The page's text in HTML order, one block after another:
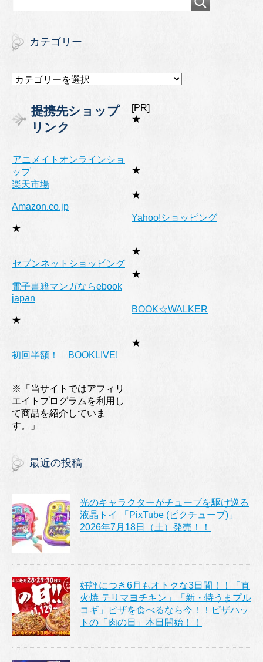
カテゴリー
カ
リ
ー
提携先ショップ
リンク
[PR]
★
アニメイトオンラインショ
ップ
★
楽天市場
★
Amazon.co.jp
★
Yahoo!ショッピング
★
セブンネットショッピング
★
電子書籍マンガならebook
japan
★
BOOK☆WALKER
★
初回半額！ BOOKLIVE!
※「当サイトではアフィリ
エイトプログラムを利用し
て商品を紹介していま
す。」
最近の投稿
光のキャラクターがチューブを駆け巡る
液晶トイ 「PixTube (ピクチューブ)」
2026年7月18日（土）発売！！
好評につき6月もオトクな3日間！！「直
火焼 テリマヨチキン」「新・特うまプル
コギ」ピザを食べるなら今！！ピザハッ
トの「肉の日」本日開始！！